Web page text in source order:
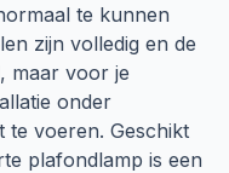
te kunnen
zijn volledig en de
maar voor je
onder
te voeren. Geschikt
plafondlamp is een